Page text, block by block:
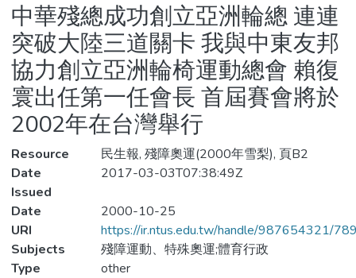
Statistics
中華殘總成功創立亞洲輪總 連連
突破大陸三道關卡 我與中東友邦
協力創立亞洲輪椅運動總會 賴復
寰出任第一任會長 首屆賽會將於
2002年在台灣舉行
Resource
民生報, 殘障奧運(2000年雪梨), 頁B2
Date
Issued
2017-03-03T07:38:49Z
Date
2000-10-25
URI
https://ir.ntus.edu.tw/handle/987654321/
Subjects
殘障運動、特殊奧運;體育行政
Type
other